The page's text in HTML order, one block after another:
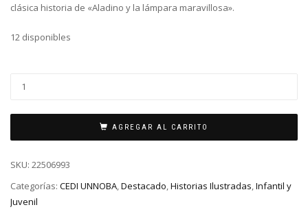
clásica historia de «Aladino y la lámpara maravillosa».
12 disponibles
AGREGAR AL CARRITO
SKU: 22506993
Categorías: CEDI UNNOBA,Destacado,Historias Ilustradas,Infantil y
Juvenil